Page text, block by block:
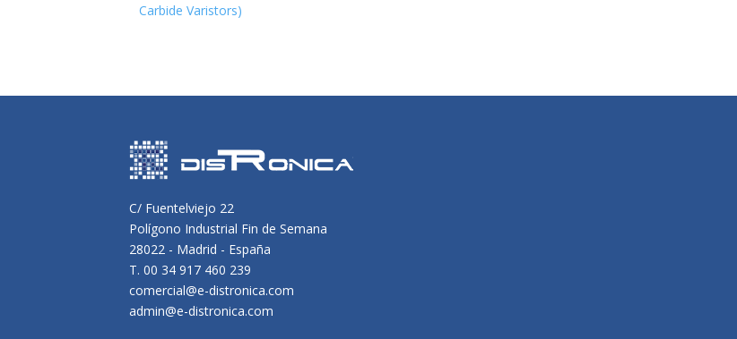
Carbide Varistors)
C/ Fuentelviejo 22
Polígono Industrial Fin de Semana
28022 - Madrid - España
T. 00 34 917 460 239
comercial@e-distronica.com
admin@e-distronica.com